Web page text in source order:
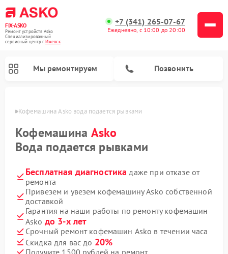
FIX-ASKO
Ремонт устройств Asko
Специализированный
cервисный центр г.Ижевск
+7 (341) 265-07-67
Ежедневно, с 10:00 до 20:00
Мы ремонтируем Позвонить
Кофемашина Asko вода подается рывками
Кофемашина Asko
Вода подается рывками
Бесплатная диагностика даже при отказе от
ремонта
Привезем и увезем кофемашину Asko собственной
доставкой
Гарантия на наши работы по ремонту кофемашин
Asko до 3-х лет
Срочный ремонт кофемашин Asko в течении часа
Скидка для вас до 20%